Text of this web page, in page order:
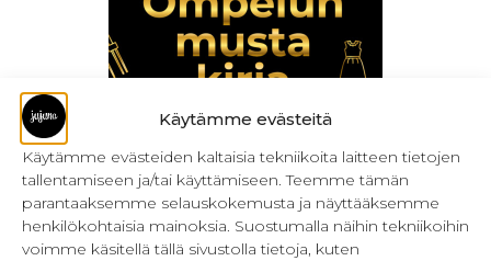
Käytämme evästeitä
Käytämme evästeiden kaltaisia tekniikoita laitteen tietojen
tallentamiseen ja/tai käyttämiseen. Teemme tämän
parantaaksemme selauskokemusta ja näyttääksemme
henkilökohtaisia mainoksia. Suostumalla näihin tekniikoihin
voimme käsitellä tällä sivustolla tietoja, kuten
LOPPUUNMYYTY Ompelun musta kirja
59,90€ Sis. ALV